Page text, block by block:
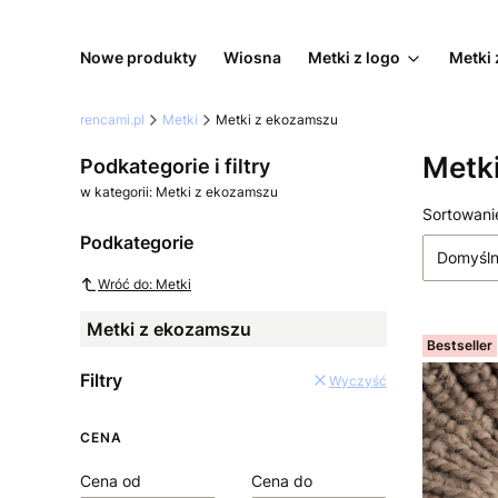
Nowe produkty Wiosna Metki z logo Metki
rencami.pl Metki Metki z ekozamszu
Podkategorie i filtry
w kategorii: Metki z ekozamszu
Podkategorie
Wróć do: Metki
Metki z ekozamszu
Filtry Wyczyść
CENA
Cena od
Cena do
Lista
Bestseller